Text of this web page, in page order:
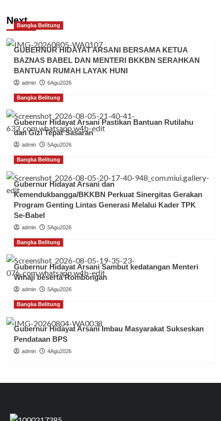
NextBangka Belitung
GUBERNUR HIDAYAT ARSANI BERSAMA KETUA
BAZNAS BABEL DAN MENTERI BKKBN SERAHKAN
BANTUAN RUMAH LAYAK HUNI
admin 6Agu2026
Bangka Belitung
Gubernur Hidayat Arsani Pastikan Bantuan Rutilahu
dan Gizi Tepat Sasaran
admin 5Agu2026
Bangka Belitung
Gubernur Hidayat Arsani dan
Kemendukbangga/BKKBN Perkuat Sinergitas Gerakan
Program Genting Lintas Generasi Melalui Kader TPK
Se-Babel
admin 5Agu2026
Bangka Belitung
Gubernur Hidayat Arsani Sambut kedatangan Menteri
Wihaji beserta Rombongan
admin 5Agu2026
Bangka Belitung
Gubernur Hidayat Arsani Imbau Masyarakat Sukseskan
Pendataan BPS
admin 4Agu2026